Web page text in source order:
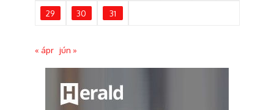
29 30 31
« ápr jún »